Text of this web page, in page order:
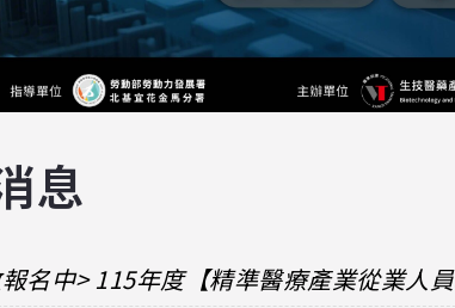
息
名中> 115年度【精準醫療產業從業人